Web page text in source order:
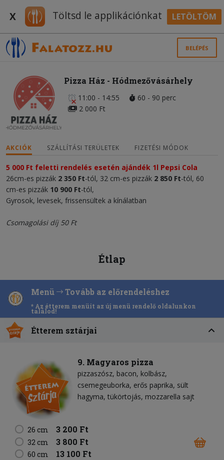
X Töltsd le applikációnkat LETÖLTÖM
BELÉPÉS
Pizza Ház - Hódmezővásárhely
11:00 - 14:55
60 - 90 perc
2 000 Ft
AKCIÓK SZÁLLÍTÁSI TERÜLETEK FIZETÉSI MÓDOK
5 000 Ft feletti rendelés esetén ajándék 1l Pepsi Cola
26cm-es pizzák 2 350 Ft-tól, 32 cm-es pizzák 2 850 Ft-tól, 60
cm-es pizzák 10 900 Ft-tól,
Gyrosok, levesek, frissensültek a kínálatban
Csomagolási díj 50 Ft
Étlap
Menü Tovább az előrendeléshez
* Az étterem menüit az új menü rendelő oldalunkon
találod!
Étterem sztárjai
9. Magyaros pizza
pizzaszósz bacon kolbász
csemegeuborka erős paprika sült
hagyma tükörtojás mozzarella sajt
26 cm 3 200 Ft
32 cm 3 800 Ft
60 cm 13 100 Ft